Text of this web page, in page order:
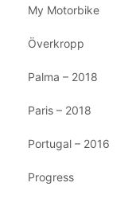
My Motorbike
Överkropp
Palma – 2018
Paris – 2018
Portugal – 2016
Progress